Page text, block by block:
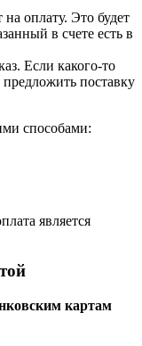
оплату. Это будет
в счете есть в
Если какого-то
поставку
способами:
является
картам